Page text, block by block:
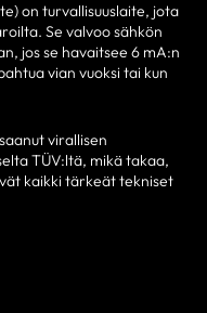
on turvallisuuslaite, jota
Se valvoo sähkön
jos se havaitsee 6 mA:n
vian vuoksi tai kun
virallisen
TÜV:ltä, mikä takaa,
kaikki tärkeät tekniset